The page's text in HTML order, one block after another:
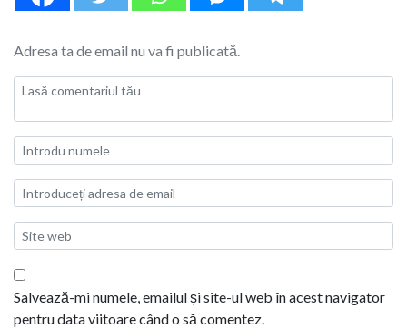
Adresa ta de email nu va fi publicată.
Salvează-mi numele, emailul și site-ul web în acest navigator
pentru data viitoare când o să comentez.